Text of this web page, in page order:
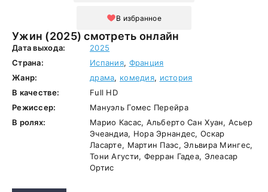
Ужин (2025) смотреть онлайн
В избранное
Дата выхода:
2025
Страна:
Испания, Франция
Жанр:
драма, комедия, история
В качестве:
Full HD
Режиссер:
Мануэль Гомес Перейра
В ролях:
Марио Касас, Альберто Сан Хуан, Асьер
Эчеандиа, Нора Эрнандес, Оскар
Ласарте, Мартин Паэс, Эльвира Мингес,
Тони Агусти, Ферран Гадеа, Элеасар
Ортис